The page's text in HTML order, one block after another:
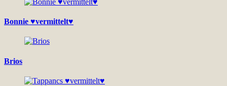
Bonnie ♥vermittelt♥
Brios